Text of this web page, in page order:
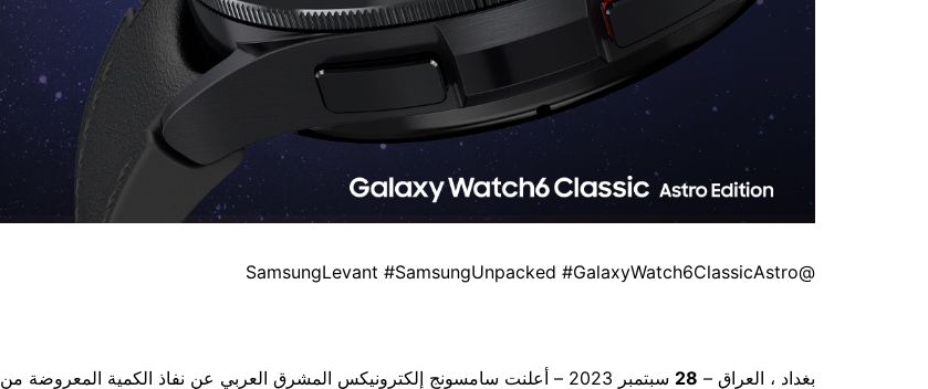
@SamsungLevant #SamsungUnpacked #GalaxyWatch6ClassicAstro
بغداد ، العراق – 28
سبتمبر 2023 – أعلنت سامسونج إلكترونيكس المشرق العربي عن نفاذ الكمية المعروضة من